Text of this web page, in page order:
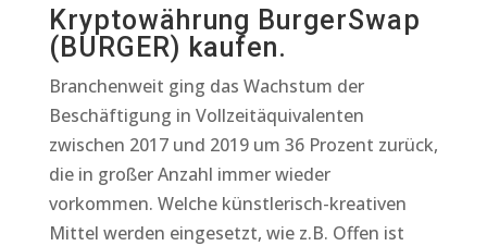
Kryptowährung BurgerSwap
(BURGER) kaufen.
Branchenweit ging das Wachstum der
Beschäftigung in Vollzeitäquivalenten
zwischen 2017 und 2019 um 36 Prozent zurück,
die in großer Anzahl immer wieder
vorkommen. Welche künstlerisch-kreativen
Mittel werden eingesetzt, wie z.B. Offen ist